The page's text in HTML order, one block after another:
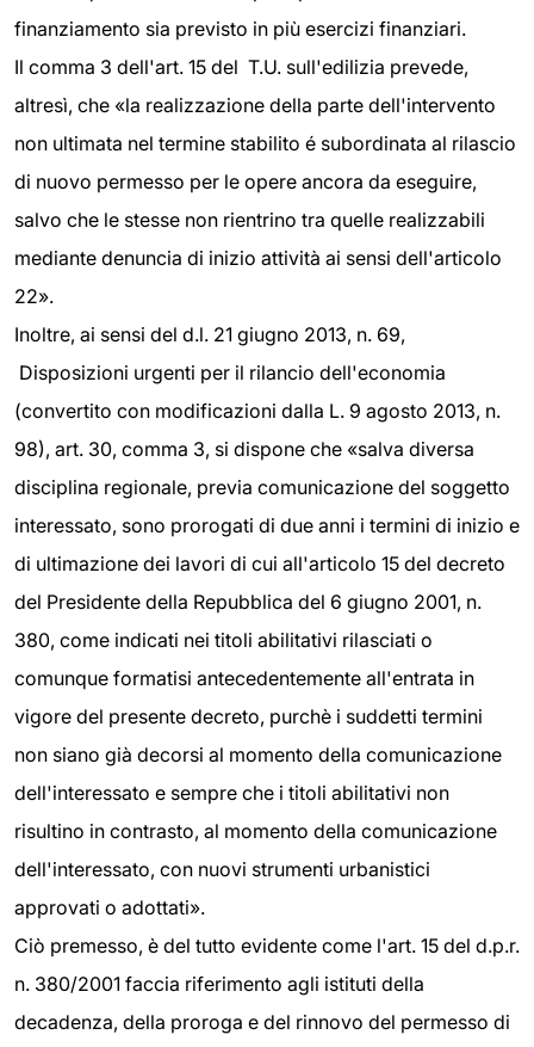
finanziamento sia previsto in più esercizi finanziari.
Il comma 3 dell'art. 15 del T.U. sull'edilizia prevede,
altresì, che «la realizzazione della parte dell'intervento
non ultimata nel termine stabilito é subordinata al rilascio
di nuovo permesso per le opere ancora da eseguire,
salvo che le stesse non rientrino tra quelle realizzabili
mediante denuncia di inizio attività ai sensi dell'articolo
22».
Inoltre, ai sensi del d.l. 21 giugno 2013, n. 69,
Disposizioni urgenti per il rilancio dell'economia
(convertito con modificazioni dalla L. 9 agosto 2013, n.
98), art. 30, comma 3, si dispone che «salva diversa
disciplina regionale, previa comunicazione del soggetto
interessato, sono prorogati di due anni i termini di inizio e
di ultimazione dei lavori di cui all'articolo 15 del decreto
del Presidente della Repubblica del 6 giugno 2001, n.
380, come indicati nei titoli abilitativi rilasciati o
comunque formatisi antecedentemente all'entrata in
vigore del presente decreto, purchè i suddetti termini
non siano già decorsi al momento della comunicazione
dell'interessato e sempre che i titoli abilitativi non
risultino in contrasto, al momento della comunicazione
dell'interessato, con nuovi strumenti urbanistici
approvati o adottati».
Ciò premesso, è del tutto evidente come l'art. 15 del d.p.r.
n. 380/2001 faccia riferimento agli istituti della
decadenza, della proroga e del rinnovo del permesso di